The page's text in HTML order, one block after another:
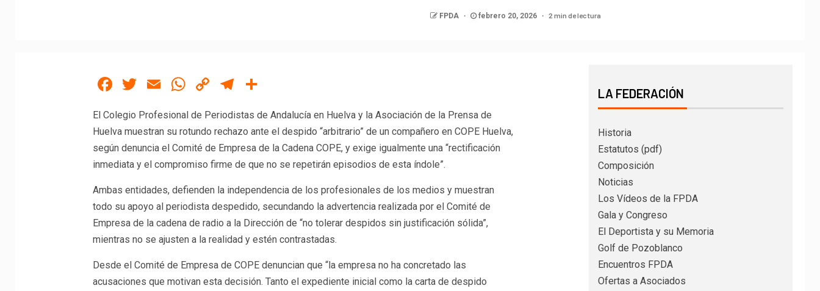
FPDA febrero 20, 2026 2 min de lectura
Facebook
Twitter
EmailWhatsApp
CopyTelegram
El Colegio Profesional de Periodistas de Andalucía en Huelva y la Asociación de la Prensa de
Huelva muestran su rotundo rechazo ante el despido “arbitrario” de un compañero en COPE Huelva,
según denuncia el Comité de Empresa de la Cadena COPE, y exige igualmente una “rectificación
inmediata y el compromiso firme de que no se repetirán episodios de esta índole”.
Ambas entidades, defienden la independencia de los profesionales de los medios y muestran
todo su apoyo al periodista despedido, secundando la advertencia realizada por el Comité de
Empresa de la cadena de radio a la Dirección de “no tolerar despidos sin justificación sólida”,
mientras no se ajusten a la realidad y estén contrastadas.
Desde el Comité de Empresa de COPE denuncian que “la empresa no ha concretado las
acusaciones que motivan esta decisión. Tanto el expediente inicial como la carta de despido
LA FEDERACIÓN
Historia
Estatutos (pdf)
Composición
Noticias
Los Vídeos de la FPDA
Gala y Congreso
El Deportista y su Memoria
Golf de Pozoblanco
Encuentros FPDA
Ofertas a Asociados